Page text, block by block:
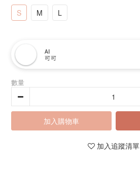
S M L
AI
可可
數量
加入購物車
加入追蹤清單